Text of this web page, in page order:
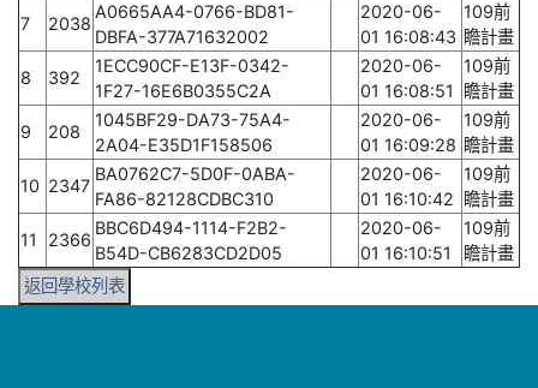
7
2038
A0665AA4-0766-BD81-
DBFA-377A71632002
2020-06-
01 16:08:43
109前
瞻計畫
8
392
1ECC90CF-E13F-0342-
1F27-16E6B0355C2A
2020-06-
01 16:08:51
109前
瞻計畫
9
208
1045BF29-DA73-75A4-
2A04-E35D1F158506
2020-06-
01 16:09:28
109前
瞻計畫
10 2347
BA0762C7-5D0F-0ABA-
FA86-82128CDBC310
2020-06-
01 16:10:42
109前
瞻計畫
11
2366
BBC6D494-1114-F2B2-
B54D-CB6283CD2D05
2020-06-
01 16:10:51
109前
瞻計畫
返回學校列表